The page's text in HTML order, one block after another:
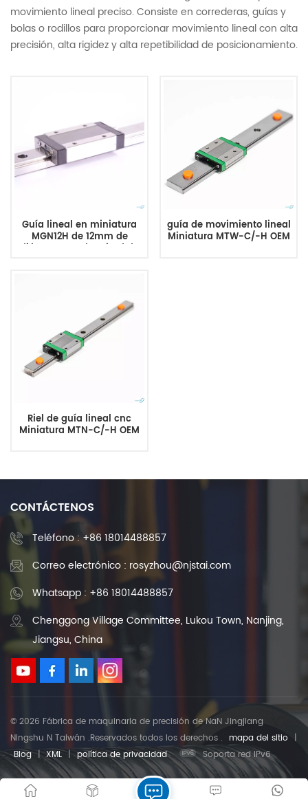
movimiento lineal preciso. Consiste en correderas, guías y
bolas o rodillos para proporcionar movimiento lineal con alta
precisión, alta rigidez y alta repetibilidad de posicionamiento.
Guía lineal en miniatura
MGN12H de 12mm de
diámetro con longitud de
guía de movimiento lineal
Miniatura MTW-C/-H OEM
Riel de guía lineal cnc
Miniatura MTN-C/-H OEM
CONTÁCTENOS
Teléfono :+86 18014488857
Correo electrónico : rosyzhou@njstai.com
Whatsapp : +86 18014488857
Chenggong Village Committee, Lukou Town, Nanjing,
Jiangsu, China
© 2026 Fábrica de maquinaria de precisión de NaN Jingjiang
Ningshu N Taiwán .Reservados todos los derechos . mapa del sitio |
Blog | XML | política de privacidad Soporta red IPv6